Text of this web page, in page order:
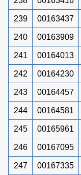
239 00163437
240 00163909
241 00164013
242 00164230
243 00164457
244 00164581
245 00165961
246 00167095
247 00167335